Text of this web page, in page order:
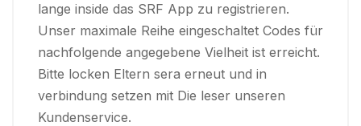
lange inside das SRF App zu registrieren.
Unser maximale Reihe eingeschaltet Codes für
nachfolgende angegebene Vielheit ist erreicht.
Bitte locken Eltern sera erneut und in
verbindung setzen mit Die leser unseren
Kundenservice.